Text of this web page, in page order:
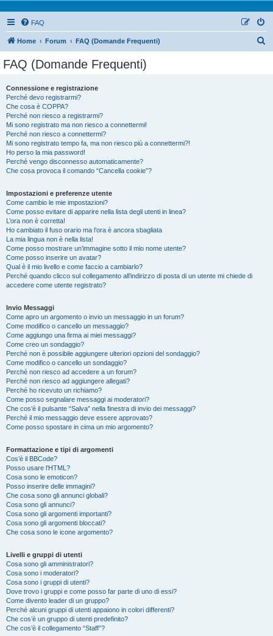
FAQ
Home Forum FAQ (Domande Frequenti)
FAQ (Domande Frequenti)
Connessione e registrazione
Perché devo registrarmi?
Che cosa è COPPA?
Perché non riesco a registrarmi?
Mi sono registrato ma non riesco a connettermi!
Perché non riesco a connettermi?
Mi sono registrato tempo fa, ma non riesco più a connettermi?!
Ho perso la mia password!
Perché vengo disconnesso automaticamente?
Che cosa provoca il comando “Cancella cookie”?
Impostazioni e preferenze utente
Come cambio le mie impostazioni?
Come posso evitare di apparire nella lista degli utenti in linea?
L’ora non è corretta!
Ho cambiato il fuso orario ma l’ora è ancora sbagliata
La mia lingua non è nella lista!
Come posso mostrare un’immagine sotto il mio nome utente?
Come posso inserire un avatar?
Qual è il mio livello e come faccio a cambiarlo?
Perché quando clicco sul collegamento all’indirizzo di posta di un utente mi chiede di
accedere come utente registrato?
Invio Messaggi
Come apro un argomento o invio un messaggio in un forum?
Come modifico o cancello un messaggio?
Come aggiungo una firma ai miei messaggi?
Come creo un sondaggio?
Perché non è possibile aggiungere ulteriori opzioni del sondaggio?
Come modifico o cancello un sondaggio?
Perché non riesco ad accedere a un forum?
Perché non riesco ad aggiungere allegati?
Perché ho ricevuto un richiamo?
Come posso segnalare messaggi ai moderatori?
Che cos’è il pulsante “Salva” nella finestra di invio dei messaggi?
Perché il mio messaggio deve essere approvato?
Come posso spostare in cima un mio argomento?
Formattazione e tipi di argomenti
Cos’è il BBCode?
Posso usare l’HTML?
Cosa sono le emoticon?
Posso inserire delle immagini?
Che cosa sono gli annunci globali?
Cosa sono gli annunci?
Cosa sono gli argomenti importanti?
Cosa sono gli argomenti bloccati?
Che cosa sono le icone argomento?
Livelli e gruppi di utenti
Cosa sono gli amministratori?
Cosa sono i moderatori?
Cosa sono i gruppi di utenti?
Dove trovo i gruppi e come posso far parte di uno di essi?
Come divento leader di un gruppo?
Perché alcuni gruppi di utenti appaiono in colori differenti?
Che cos’è un gruppo di utenti predefinito?
Che cos’è il collegamento “Staff”?